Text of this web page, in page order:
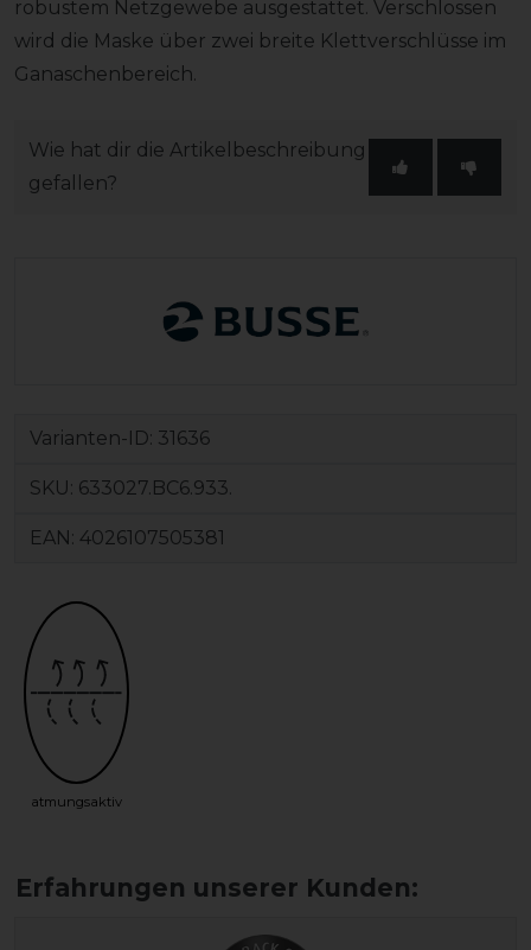
robustem Netzgewebe ausgestattet. Verschlossen
wird die Maske über zwei breite Klettverschlüsse im
Ganaschenbereich.
Wie hat dir die Artikelbeschreibung
gefallen?
Varianten-ID: 31636
SKU: 633027.BC6.933.
EAN: 4026107505381
atmungsaktiv